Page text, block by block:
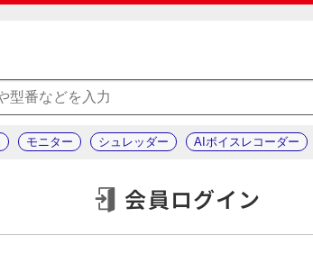
モニター シュレッダー AIボイスレコーダー
会員ログイン